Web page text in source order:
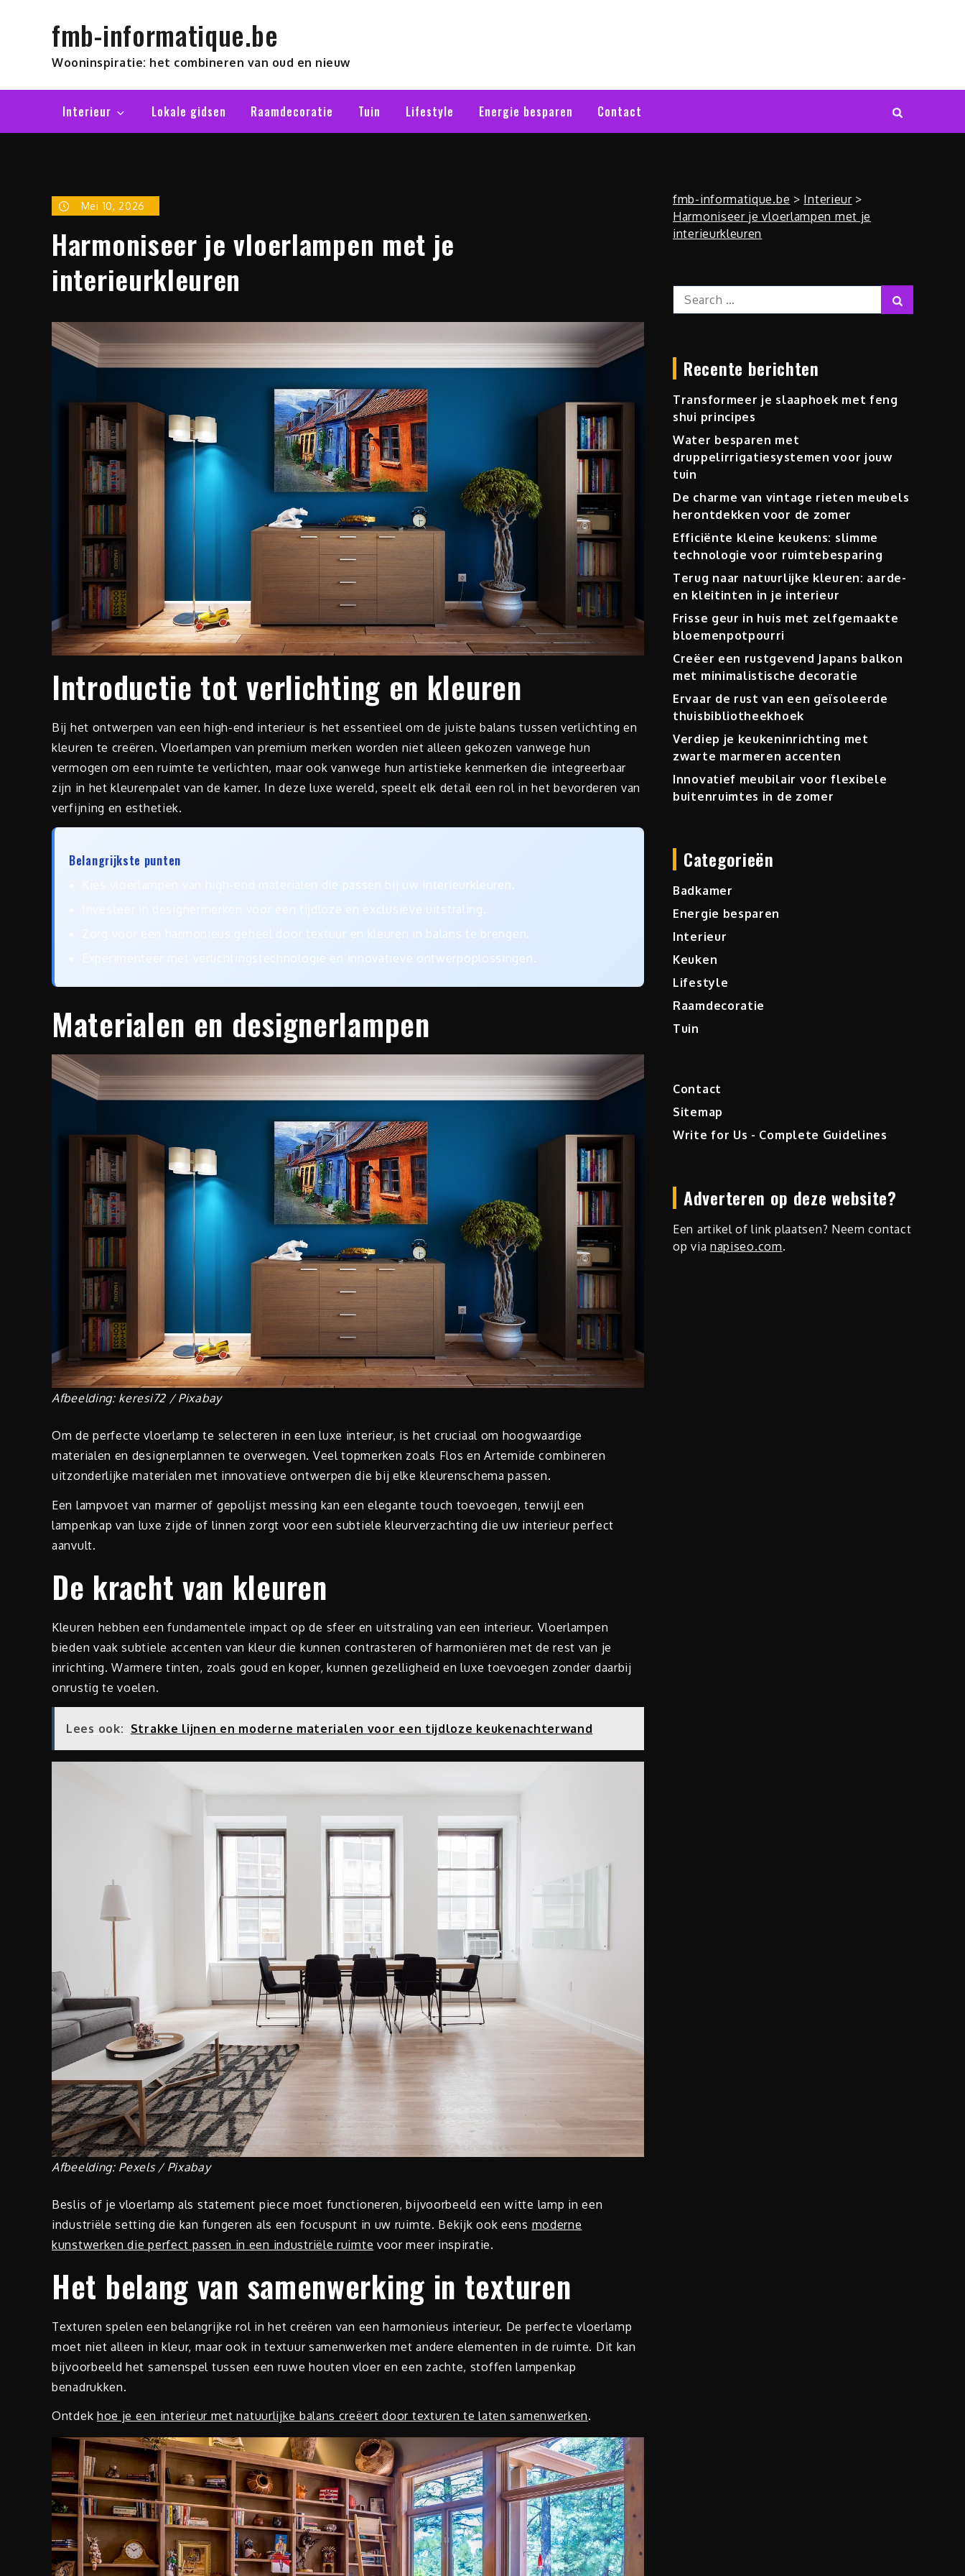
fmb-informatique.be
Wooninspiratie: het combineren van oud en nieuw
Interieur Lokale gidsen Raamdecoratie Tuin Lifestyle Energie besparen Contact
Mei 10, 2026
Harmoniseer je vloerlampen met je
interieurkleuren
Introductie tot verlichting en kleuren
Bij het ontwerpen van een high-end interieur is het essentieel om de juiste balans tussen verlichting en
kleuren te creëren. Vloerlampen van premium merken worden niet alleen gekozen vanwege hun
vermogen om een ruimte te verlichten, maar ook vanwege hun artistieke kenmerken die integreerbaar
zijn in het kleurenpalet van de kamer. In deze luxe wereld, speelt elk detail een rol in het bevorderen van
verfijning en esthetiek.
Belangrijkste punten
Kies vloerlampen van high-end materialen die passen bij uw interieurkleuren.
Investeer in designermerken voor een tijdloze en exclusieve uitstraling.
Zorg voor een harmonieus geheel door textuur en kleuren in balans te brengen.
Experimenteer met verlichtingstechnologie en innovatieve ontwerpoplossingen.
Materialen en designerlampen
Afbeelding: keresi72 / Pixabay
Om de perfecte vloerlamp te selecteren in een luxe interieur, is het cruciaal om hoogwaardige
materialen en designerplannen te overwegen. Veel topmerken zoals Flos en Artemide combineren
uitzonderlijke materialen met innovatieve ontwerpen die bij elke kleurenschema passen.
Een lampvoet van marmer of gepolijst messing kan een elegante touch toevoegen, terwijl een
lampenkap van luxe zijde of linnen zorgt voor een subtiele kleurverzachting die uw interieur perfect
aanvult.
De kracht van kleuren
Kleuren hebben een fundamentele impact op de sfeer en uitstraling van een interieur. Vloerlampen
bieden vaak subtiele accenten van kleur die kunnen contrasteren of harmoniëren met de rest van je
inrichting. Warmere tinten, zoals goud en koper, kunnen gezelligheid en luxe toevoegen zonder daarbij
onrustig te voelen.
Lees ook: Strakke lijnen en moderne materialen voor een tijdloze keukenachterwand
Afbeelding: Pexels / Pixabay
Beslis of je vloerlamp als statement piece moet functioneren, bijvoorbeeld een witte lamp in een
industriële setting die kan fungeren als een focuspunt in uw ruimte. Bekijk ook eens moderne
kunstwerken die perfect passen in een industriële ruimte voor meer inspiratie.
Het belang van samenwerking in texturen
Texturen spelen een belangrijke rol in het creëren van een harmonieus interieur. De perfecte vloerlamp
moet niet alleen in kleur, maar ook in textuur samenwerken met andere elementen in de ruimte. Dit kan
bijvoorbeeld het samenspel tussen een ruwe houten vloer en een zachte, stoffen lampenkap
benadrukken.
Ontdek hoe je een interieur met natuurlijke balans creëert door texturen te laten samenwerken.
fmb-informatique.be > Interieur>
Harmoniseer je vloerlampen met je
interieurkleuren
Search
for:
Recente berichten
Transformeer je slaaphoek met feng
shui principes
Water besparen met
druppelirrigatiesystemen voor jouw
tuin
De charme van vintage rieten meubels
herontdekken voor de zomer
Efficiënte kleine keukens: slimme
technologie voor ruimtebesparing
Terug naar natuurlijke kleuren: aarde-
en kleitinten in je interieur
Frisse geur in huis met zelfgemaakte
bloemenpotpourri
Creëer een rustgevend Japans balkon
met minimalistische decoratie
Ervaar de rust van een geïsoleerde
thuisbibliotheekhoek
Verdiep je keukeninrichting met
zwarte marmeren accenten
Innovatief meubilair voor flexibele
buitenruimtes in de zomer
Categorieën
Badkamer
Energie besparen
Interieur
Keuken
Lifestyle
Raamdecoratie
Tuin
Contact
Sitemap
Write for Us - Complete Guidelines
Adverteren op deze website?
Een artikel of link plaatsen? Neem contact
op via napiseo.com.